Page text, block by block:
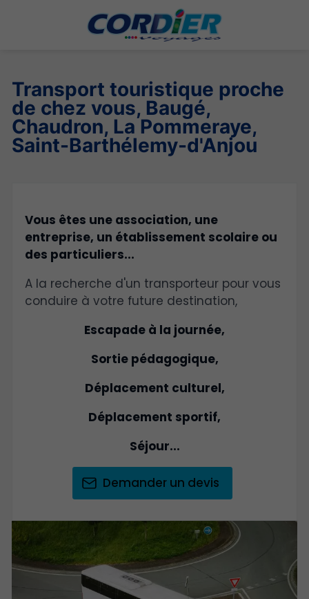
Transport touristique proche
de chez vous, Baugé,
Chaudron, La Pommeraye,
Saint-Barthélemy-d'Anjou
Vous êtes une association, une
entreprise, un établissement scolaire ou
des particuliers...
A la recherche d'un transporteur pour vous
conduire à votre future destination,
Escapade à la journée,
Sortie pédagogique,
Déplacement culturel,
Déplacement sportif,
Séjour...
Demander un devis